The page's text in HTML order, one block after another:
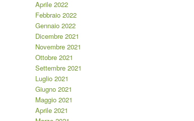
Aprile 2022
Febbraio 2022
Gennaio 2022
Dicembre 2021
Novembre 2021
Ottobre 2021
Settembre 2021
Luglio 2021
Giugno 2021
Maggio 2021
Aprile 2021